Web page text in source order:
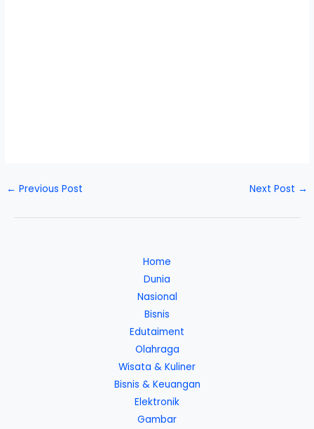
← Previous Post Next Post →
Home
Dunia
Nasional
Bisnis
Edutaiment
Olahraga
Wisata & Kuliner
Bisnis & Keuangan
Elektronik
Gambar